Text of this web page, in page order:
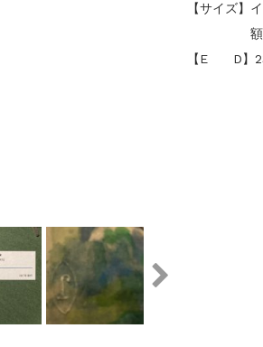
【サイズ】
額サイ
【E D】